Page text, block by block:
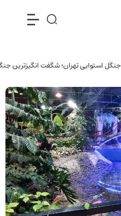
جنگل استوایی تهران؛ شگفت انگیزترین